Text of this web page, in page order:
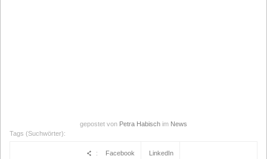
gepostet von Petra Habisch im News
Tags (Suchwörter):
: Facebook LinkedIn